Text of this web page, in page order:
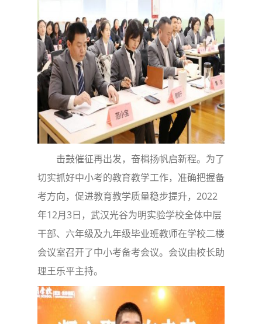
击鼓催征再出发，奋楫扬帆启新程。为了
切实抓好中小考的教育教学工作，准确把握备
考方向，促进教育教学质量稳步提升，2022
年12月3日，武汉光谷为明实验学校全体中层
干部、六年级及九年级毕业班教师在学校二楼
会议室召开了中小考备考会议。会议由校长助
理王乐平主持。